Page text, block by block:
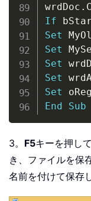
wrdDoc .
If
Set
Set
Set
Set
Set
End
Sub
3。 F5キーを押し
き、ファイルを保
名前を付けて保存